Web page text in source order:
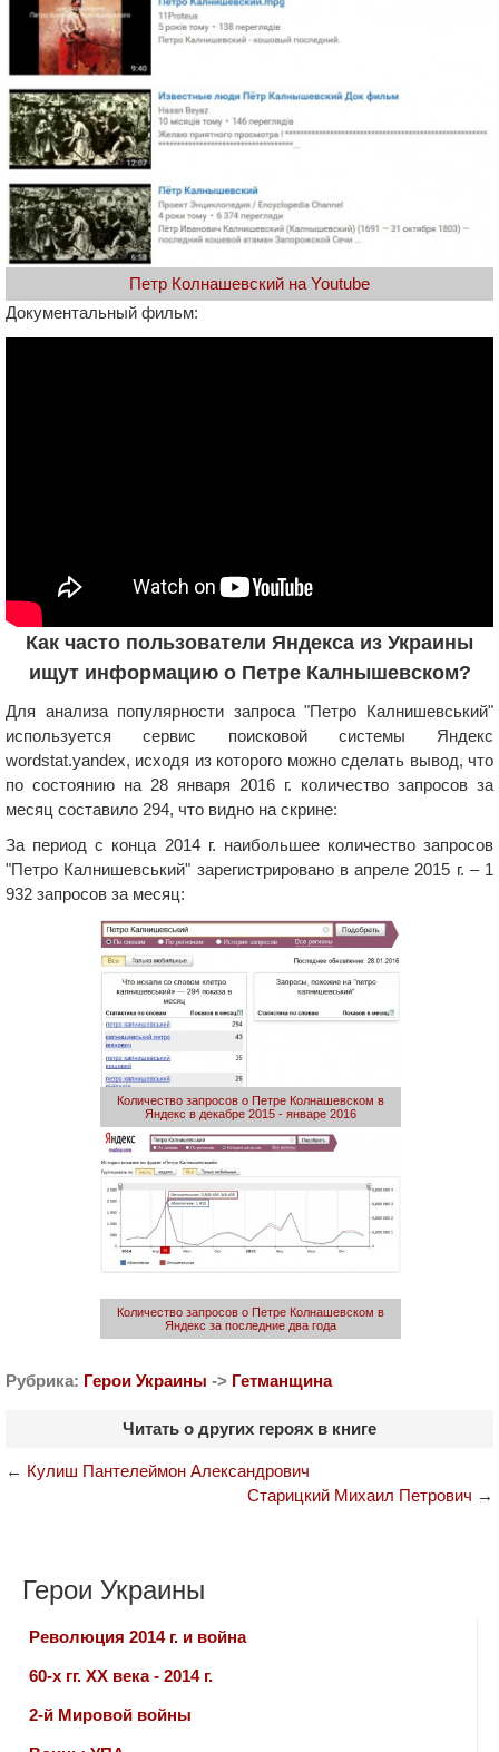
Петр Колнашевский на Youtube
Документальный фильм:
Как часто пользователи Яндекса из Украины
ищут информацию о Петре Калнышевском?
Для анализа популярности запроса "Петро Калнишевський"
используется сервис поисковой системы Яндекс
wordstat.yandex, исходя из которого можно сделать вывод, что
по состоянию на 28 января 2016 г. количество запросов за
месяц составило 294, что видно на скрине:
За период с конца 2014 г. наибольшее количество запросов
"Петро Калнишевський" зарегистрировано в апреле 2015 г. – 1
932 запросов за месяц:
Количество запросов о Петре Колнашевском в
Яндекс в декабре 2015 - январе 2016
Количество запросов о Петре Колнашевском в
Яндекс за последние два года
Рубрика: Герои Украины -> Гетманщина
Читать о других героях в книге
← Кулиш Пантелеймон Александрович
Старицкий Михаил Петрович →
Герои Украины
Революция 2014 г. и война
60-х гг. ХХ века - 2014 г.
2-й Мировой войны